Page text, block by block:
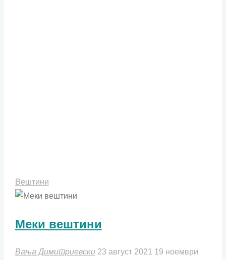
Вештини
Меки вештини
Вања Димитриевски 23 август 2021 19 ноември